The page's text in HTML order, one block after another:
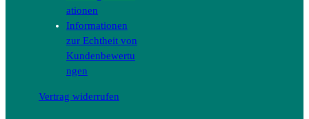
ationen
Informationen
zur Echtheit von
Kundenbewertu
ngen
Vertrag widerrufen